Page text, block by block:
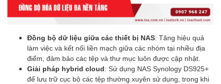
Đồng bộ dữ liệu giữa các thiết bị NAS: Tăng hiệu quả
làm việc và kết nối liền mạch giữa các nhóm tại nhiều địa
điểm, đảm bảo các tệp và thư mục luôn được cập nhật.
Giải pháp hybrid cloud: Sử dụng NAS Synology DS925+
để lưu trữ cục bộ các tệp thường xuyên sử dụng, trong khi